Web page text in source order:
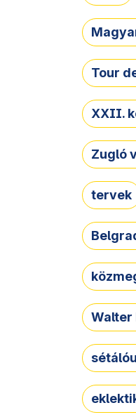
Tour
XXII.
Zugló
tervek
Walter